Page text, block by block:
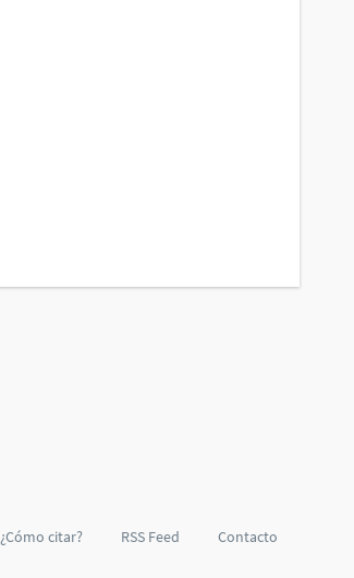
¿Cómo citar? RSS Feed Contacto